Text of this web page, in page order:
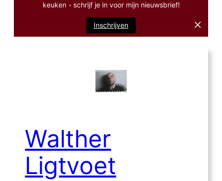
keuken - schrijf je in voor mijn nieuwsbrief!
Inschrijven
Walther
Ligtvoet